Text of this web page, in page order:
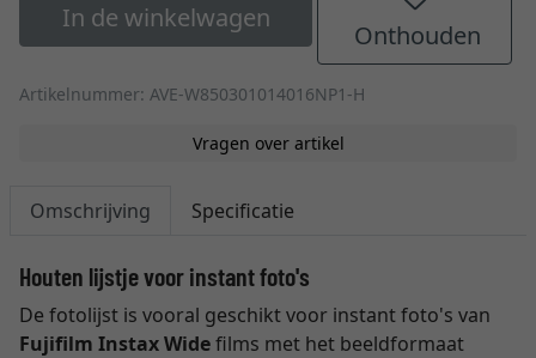
In de winkelwagen
Onthouden
Artikelnummer: AVE-W850301014016NP1-H
Vragen over artikel
Omschrijving Specificatie
Houten lijstje voor instant foto's
De fotolijst is vooral geschikt voor instant foto's van
Fujifilm Instax Widefilms met het beeldformaat